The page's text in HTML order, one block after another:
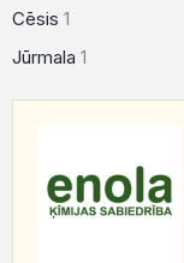
Cēsis 1
Jūrmala 1